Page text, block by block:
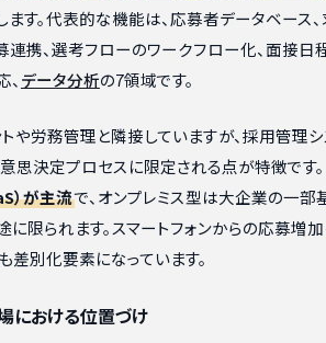
ます。代表的な機能は、応募者データベース
連携、選考フローのワークフロー化、面接日
データ分析の7領域です。
トや労務管理と隣接していますが、採用管理
意思決定プロセスに限定される点が特徴です
）が主流で、オンプレミス型は大企業の一部
に限られます。スマートフォンからの応募増加
差別化要素になっています。
における位置づけ